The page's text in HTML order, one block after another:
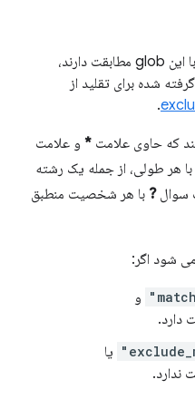
برای حذف نشانی‌های وب که با این glob مطابقت دارند،
شده برای تقلید از
* و علامت
هر طولی، از جمله یک رشته
سوال? با هر شخصیت منطبق
شود اگر:
و
دارد.
یا
ندارد.